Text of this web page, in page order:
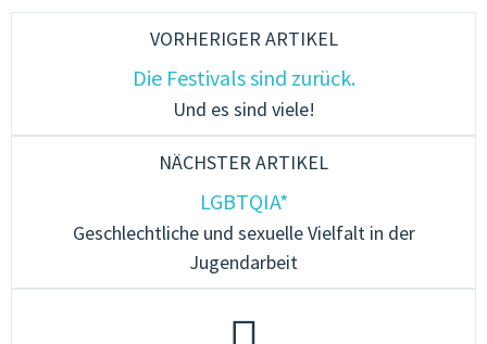
VORHERIGER ARTIKEL
Die Festivals sind zurück.
Und es sind viele!
NÄCHSTER ARTIKEL
LGBTQIA*
Geschlechtliche und sexuelle Vielfalt in der
Jugendarbeit